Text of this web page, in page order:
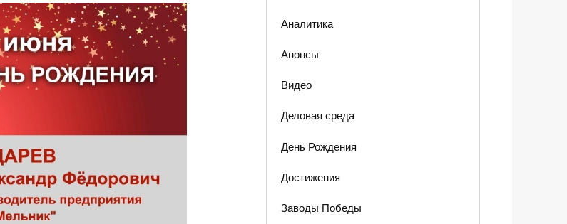
Аналитика
Анонсы
Видео
Деловая среда
День Рождения
Достижения
Заводы Победы